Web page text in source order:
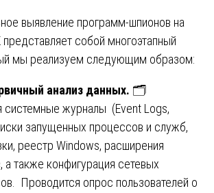
выявление программ-шпионов на
собой многоэтапный
мы реализуем следующим образом:
анализ данных. 🗂️
системные журналы (Event Logs,
запущенных процессов и служб,
реестр Windows, расширения
а также конфигурация сетевых
Проводится опрос пользователей о